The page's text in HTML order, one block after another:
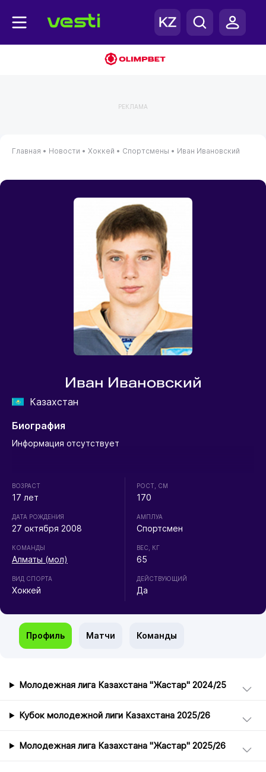
РЕКЛАМА
Главная • Новости • Хоккей • Спортсмены • Иван Ивановский
Иван Ивановский
Казахстан
Биография
Информация отсутствует
ВОЗРАСТ
17 лет
ДАТА РОЖДЕНИЯ
27 октября 2008
КОМАНДЫ
Алматы (мол)
ВИД СПОРТА
Хоккей
РОСТ, СМ
170
АМПЛУА
Спортсмен
ВЕС, КГ
65
ДЕЙСТВУЮЩИЙ
Да
Профиль Матчи Команды
Молодежная лига Казахстана "Жастар" 2024/25
Кубок молодежной лиги Казахстана 2025/26
Молодежная лига Казахстана "Жастар" 2025/26